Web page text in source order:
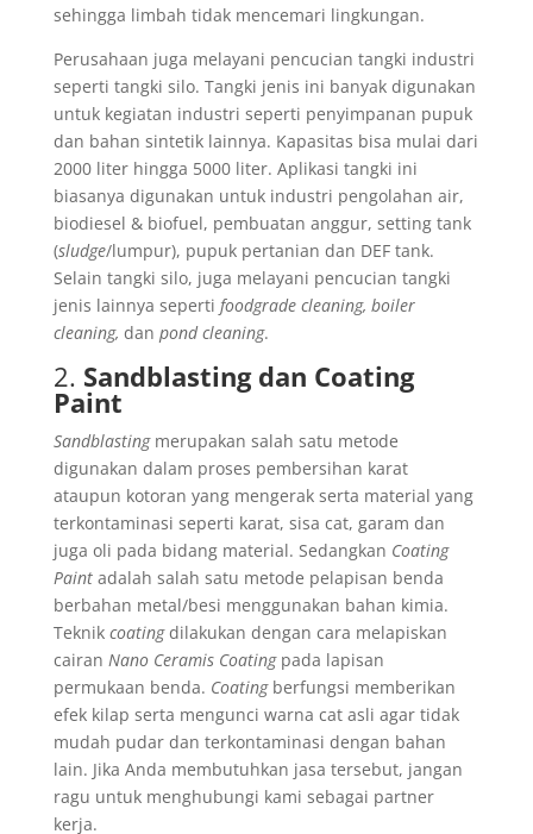
sehingga limbah tidak mencemari lingkungan.
Perusahaan juga melayani pencucian tangki industri
seperti tangki silo. Tangki jenis ini banyak digunakan
untuk kegiatan industri seperti penyimpanan pupuk
dan bahan sintetik lainnya. Kapasitas bisa mulai dari
2000 liter hingga 5000 liter. Aplikasi tangki ini
biasanya digunakan untuk industri pengolahan air,
biodiesel & biofuel, pembuatan anggur, setting tank
(sludge/lumpur), pupuk pertanian dan DEF tank.
Selain tangki silo, juga melayani pencucian tangki
jenis lainnya seperti foodgrade cleaning, boiler
cleaning, dan pond cleaning.
2. Sandblasting dan Coating
Paint
Sandblastingmerupakan salah satu metode
digunakan dalam proses pembersihan karat
ataupun kotoran yang mengerak serta material yang
terkontaminasi seperti karat, sisa cat, garam dan
juga oli pada bidang material. Sedangkan Coating
Paintadalah salah satu metode pelapisan benda
berbahan metal/besi menggunakan bahan kimia.
Teknik coatingdilakukan dengan cara melapiskan
cairan Nano Ceramis Coatingpada lapisan
permukaan benda. Coatingberfungsi memberikan
efek kilap serta mengunci warna cat asli agar tidak
mudah pudar dan terkontaminasi dengan bahan
lain. Jika Anda membutuhkan jasa tersebut, jangan
ragu untuk menghubungi kami sebagai partner
kerja.